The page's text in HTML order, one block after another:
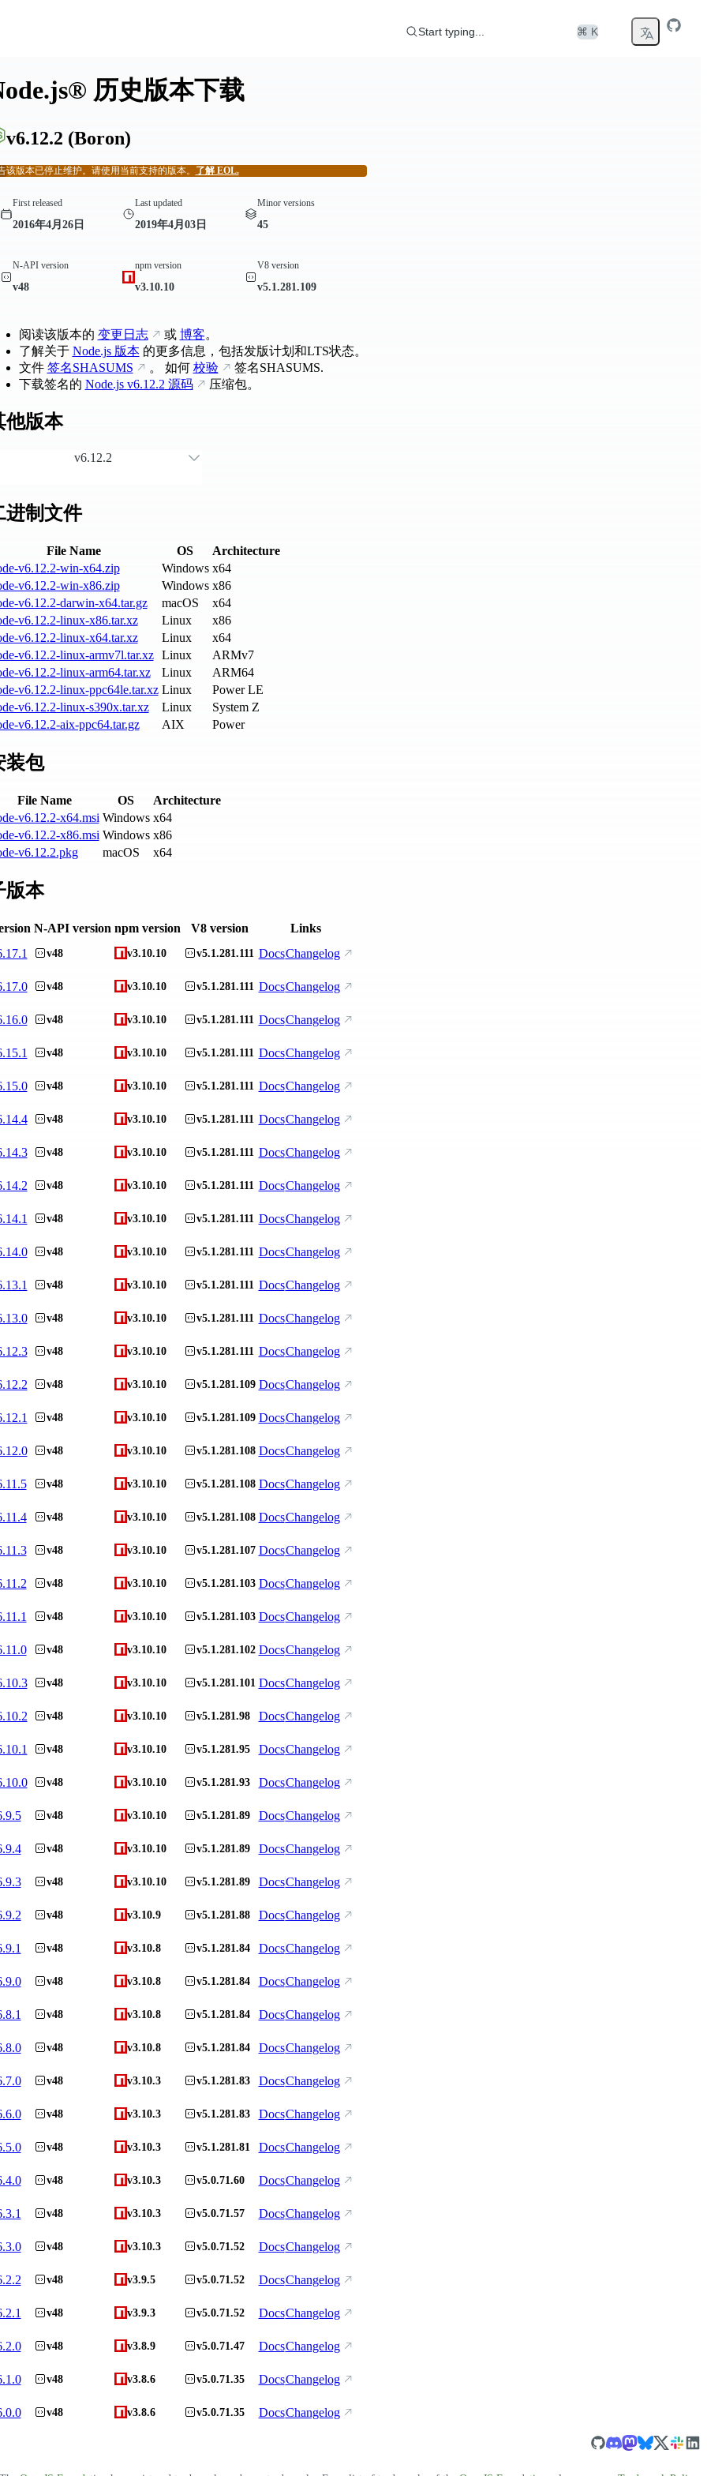
Start typing... ⌘ K
历史版本下载
v6.12.2 (Boron)
该版本已停止维护。请使用当前支持的版本。 了解 EOL.
First released
2016年4月26日
Last updated
2019年4月03日
Minor versions
45
N-API version
v48
npm version
v3.10.10
V8 version
v5.1.281.109
阅读该版本的 变更日志 或 博客。
了解关于 Node.js 版本的更多信息，包括发版计划和LTS状态。
文件 签名SHASUMS 。 如何 校验
签名SHASUMS.
下载签名的 Node.js v6.12.2 源码 压缩包。
他版本
v6.12.2
进制文件
File Name OS
Architecture
v6.12.2-win-x64.zip
Windows x64
v6.12.2-win-x86.zip
Windows x86
v6.12.2-darwin-x64.tar.gz
macOS
x64
v6.12.2-linux-x86.tar.xz
Linux
x86
v6.12.2-linux-x64.tar.xz
Linux
x64
v6.12.2-linux-armv7l.tar.xz
Linux
ARMv7
v6.12.2-linux-arm64.tar.xz
Linux
ARM64
v6.12.2-linux-ppc64le.tar.xz Linux
Power LE
v6.12.2-linux-s390x.tar.xz
Linux
System Z
v6.12.2-aix-ppc64.tar.gz
AIX Power
装包
File Name OS
Architecture
v6.12.2-x64.msi Windows x64
v6.12.2-x86.msi Windows x86
v6.12.2.pkg
macOS x64
版本
N-API version npm version V8 version
Links
v48 v3.10.10 v5.1.281.111 DocsChangelog
v48 v3.10.10 v5.1.281.111 DocsChangelog
v48 v3.10.10 v5.1.281.111 DocsChangelog
v48 v3.10.10 v5.1.281.111 DocsChangelog
v48 v3.10.10 v5.1.281.111 DocsChangelog
v48 v3.10.10 v5.1.281.111 DocsChangelog
v48 v3.10.10 v5.1.281.111 DocsChangelog
v48 v3.10.10 v5.1.281.111 DocsChangelog
v48 v3.10.10 v5.1.281.111 DocsChangelog
v48 v3.10.10 v5.1.281.111 DocsChangelog
v48 v3.10.10 v5.1.281.111 DocsChangelog
v48 v3.10.10 v5.1.281.111 DocsChangelog
v48 v3.10.10 v5.1.281.111 DocsChangelog
v48 v3.10.10 v5.1.281.109 DocsChangelog
v48 v3.10.10 v5.1.281.109 DocsChangelog
v48 v3.10.10 v5.1.281.108 DocsChangelog
v48 v3.10.10 v5.1.281.108 DocsChangelog
v48 v3.10.10 v5.1.281.108 DocsChangelog
v48 v3.10.10 v5.1.281.107 DocsChangelog
v48 v3.10.10 v5.1.281.103 DocsChangelog
v48 v3.10.10 v5.1.281.103 DocsChangelog
v48 v3.10.10 v5.1.281.102 DocsChangelog
v48 v3.10.10 v5.1.281.101 DocsChangelog
v48 v3.10.10 v5.1.281.98 DocsChangelog
v48 v3.10.10 v5.1.281.95 DocsChangelog
v48 v3.10.10 v5.1.281.93 DocsChangelog
v48 v3.10.10 v5.1.281.89 DocsChangelog
v48 v3.10.10 v5.1.281.89 DocsChangelog
v48 v3.10.10 v5.1.281.89 DocsChangelog
v48 v3.10.9 v5.1.281.88 DocsChangelog
v48 v3.10.8 v5.1.281.84 DocsChangelog
v48 v3.10.8 v5.1.281.84 DocsChangelog
v48 v3.10.8 v5.1.281.84 DocsChangelog
v48 v3.10.8 v5.1.281.84 DocsChangelog
v48 v3.10.3 v5.1.281.83 DocsChangelog
v48 v3.10.3 v5.1.281.83 DocsChangelog
v48 v3.10.3 v5.1.281.81 DocsChangelog
v48 v3.10.3 v5.0.71.60 DocsChangelog
v48 v3.10.3 v5.0.71.57 DocsChangelog
v48 v3.10.3 v5.0.71.52 DocsChangelog
v48 v3.9.5 v5.0.71.52 DocsChangelog
v48 v3.9.3 v5.0.71.52 DocsChangelog
v48 v3.8.9 v5.0.71.47 DocsChangelog
v48 v3.8.6 v5.0.71.35 DocsChangelog
v48 v3.8.6 v5.0.71.35 DocsChangelog